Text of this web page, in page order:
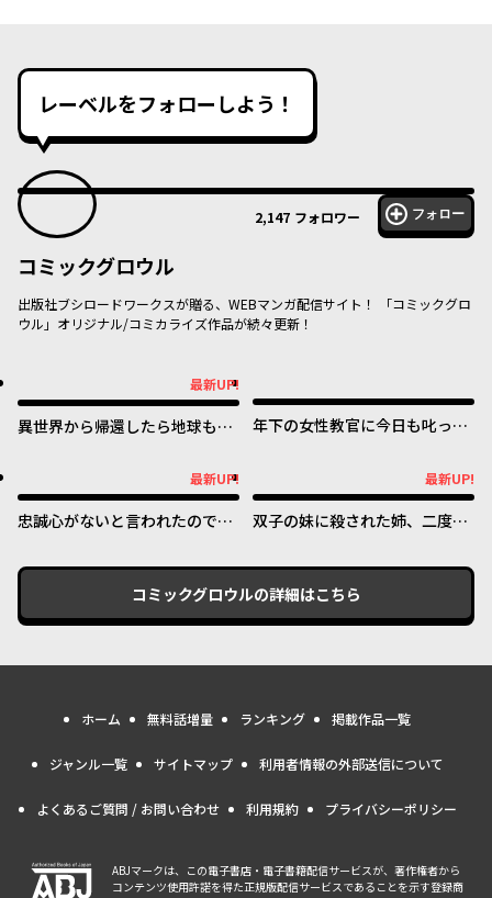
レーベルをフォローしよう！
2,147 フォロワー フォロー
コミックグロウル
出版社ブシロードワークスが贈る、WEBマンガ配信サイト！ 「コミックグロ
ウル」オリジナル/コミカライズ作品が続々更新！
最新UP!
異世界から帰還したら地球もか
と、負けヒロインどもこっち見
んな。
年下の女性教官に今日も叱って
最新UP!
忠誠心がないと言われたので婚
最新UP!
双子の妹に殺された姉、二度目
フルベットします！
コミックグロウルの詳細はこちら
ホーム 無料話増量 ランキング 掲載作品一覧
ジャンル一覧 サイトマップ 利用者情報の外部送信について
よくあるご質問 / お問い合わせ 利用規約 プライバシーポリシー
ABJマークは、この電子書店・電子書籍配信サービスが、著作権者から
コンテンツ使用許諾を得た正規版配信サービスであることを示す登録商